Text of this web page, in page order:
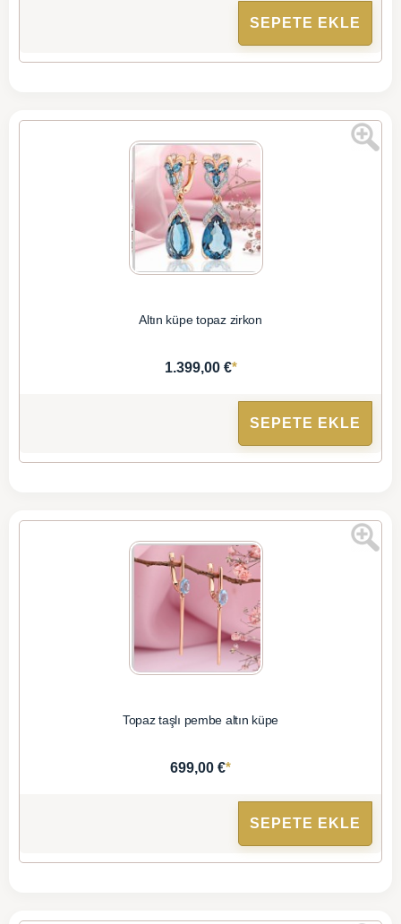
SEPETE EKLE
Altın küpe topaz zirkon
1.399,00 €*
SEPETE EKLE
Topaz taşlı pembe altın küpe
699,00 €*
SEPETE EKLE